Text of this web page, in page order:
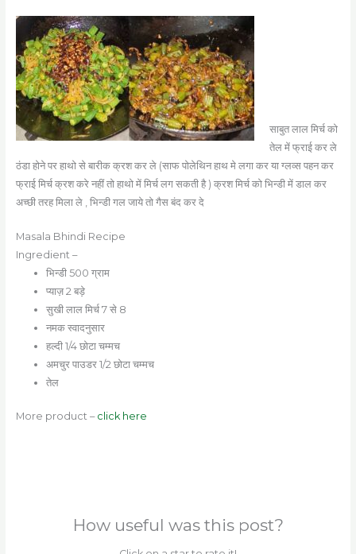
साबुत लाल मिर्च को
तेल में फ्राई कर ले
ठंडा होने पर हाथो से बारीक क्रश कर ले (साफ पोलेथिन हाथ मे लगा कर या ग्लव्स पहन कर
फ्राई मिर्च क्रश करे नहीं तो हाथो में मिर्च लग सकती है ) क्रश मिर्च को भिन्डी में डाल कर
अच्छी तरह मिला ले , भिन्डी गल जाये तो गैस बंद कर दे
Masala Bhindi Recipe
Ingredient –
भिन्डी 500 ग्राम
प्याज़ 2 बड़े
सुखी लाल मिर्च 7 से 8
नमक स्वादनुसार
हल्दी 1/4 छोटा चम्मच
अमचुर पाउडर 1/2 छोटा चम्मच
तेल
More product – click here
How useful was this post?